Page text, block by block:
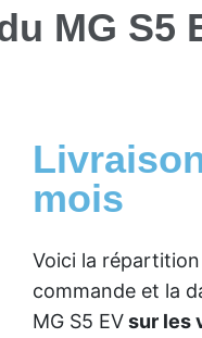
MG S5
mois
Voici la
commande et la
MG S5 EVsur les